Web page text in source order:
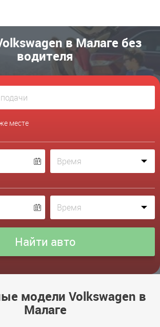
в Малаге без
водителя
месте
модели Volkswagen в
Малаге